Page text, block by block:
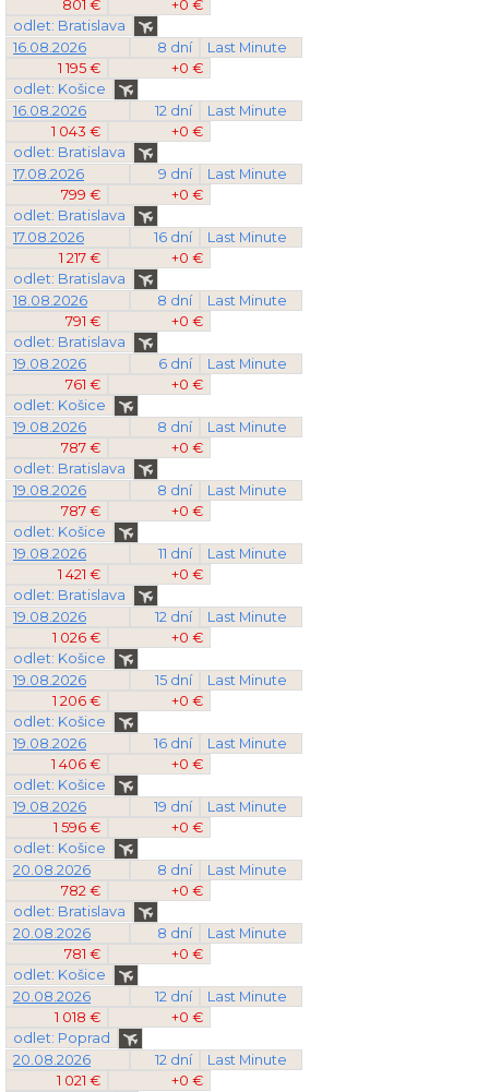
801 €
+0 €
odlet: Bratislava
16.08.2026
8 dní
Last Minute
1 195 €
+0 €
odlet: Košice
16.08.2026
12 dní
Last Minute
1 043 €
+0 €
odlet: Bratislava
17.08.2026
9 dní
Last Minute
799 €
+0 €
odlet: Bratislava
17.08.2026
16 dní
Last Minute
1 217 €
+0 €
odlet: Bratislava
18.08.2026
8 dní
Last Minute
791 €
+0 €
odlet: Bratislava
19.08.2026
6 dní
Last Minute
761 €
+0 €
odlet: Košice
19.08.2026
8 dní
Last Minute
787 €
+0 €
odlet: Bratislava
19.08.2026
8 dní
Last Minute
787 €
+0 €
odlet: Košice
19.08.2026
11 dní
Last Minute
1 421 €
+0 €
odlet: Bratislava
19.08.2026
12 dní
Last Minute
1 026 €
+0 €
odlet: Košice
19.08.2026
15 dní
Last Minute
1 206 €
+0 €
odlet: Košice
19.08.2026
16 dní
Last Minute
1 406 €
+0 €
odlet: Košice
19.08.2026
19 dní
Last Minute
1 596 €
+0 €
odlet: Košice
20.08.2026
8 dní
Last Minute
782 €
+0 €
odlet: Bratislava
20.08.2026
8 dní
Last Minute
781 €
+0 €
odlet: Košice
20.08.2026
12 dní
Last Minute
1 018 €
+0 €
odlet: Poprad
20.08.2026
12 dní
Last Minute
1 021 €
+0 €